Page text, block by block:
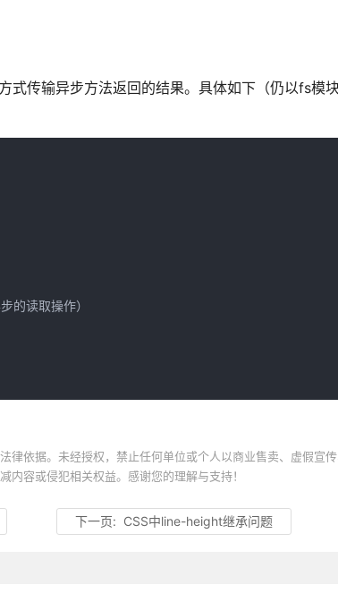
传输异步方法返回的结果。具体如下（仍以fs模
的读取操作）
依据。未经授权，禁止任何单位或个人以商业售卖、虚假宣
容或侵犯相关权益。感谢您的理解与支持！
下一页: CSS中line-height继承问题